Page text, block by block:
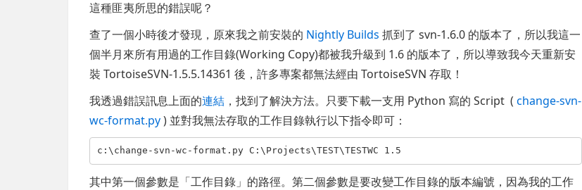
這種匪夷所思的錯誤呢？
查了一個小時後才發現，原來我之前安裝的 Nightly Builds 抓到了 svn-1.6.0 的版本了，所以我這一
個半月來所有用過的工作目錄(Working Copy)都被我升級到 1.6 的版本了，所以導致我今天重新安
裝 TortoiseSVN-1.5.5.14361 後，許多專案都無法經由 TortoiseSVN 存取！
我透過錯誤訊息上面的連結 ，找到了解決方法。只要下載一支用 Python 寫的 Script (change-svn-
wc-format.py) 並對我無法存取的工作目錄執行以下指令即可：
c:\change-svn-wc-format.py C:\Projects\TEST\TESTWC 1.5
其中第一個參數是「工作目錄」的路徑。第二個參數是要改變工作目錄的版本編號，因為我的工作